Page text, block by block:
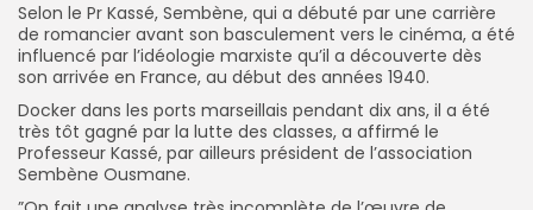
Selon le Pr Kassé, Sembène, qui a débuté par une carrière
de romancier avant son basculement vers le cinéma, a été
influencé par l’idéologie marxiste qu’il a découverte dès
son arrivée en France, au début des années 1940.
Docker dans les ports marseillais pendant dix ans, il a été
très tôt gagné par la lutte des classes, a affirmé le
Professeur Kassé, par ailleurs président de l’association
Sembène Ousmane.